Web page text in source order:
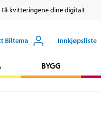
kvitteringene dine digitalt
Biltema Innkjøpsliste
BYGG